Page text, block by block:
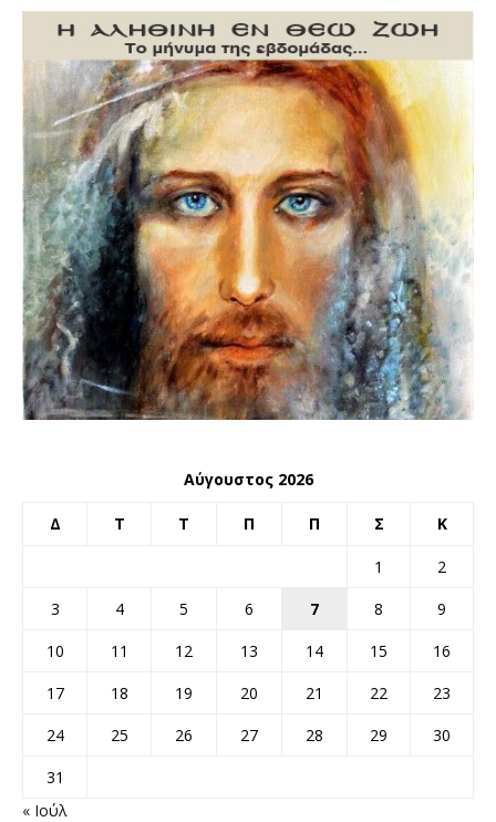
Αύγουστος 2026
Δ Τ Τ Π Π Σ Κ
1
2
3
4 5 6 7 8
9
10
11 12 13 14 15
16
17
18 19 20 21 22
23
24
25 26 27 28 29
30
31
« Ιούλ